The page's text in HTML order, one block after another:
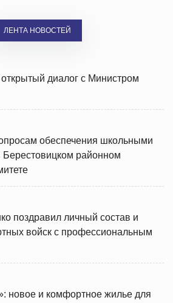
ЛЕНТА НОВОСТЕЙ
открытый диалог с Министром
обеспечения школьными
Берестовицком районном
поздравил личный состав и
войск с профессиональным
новое и комфортное жилье для